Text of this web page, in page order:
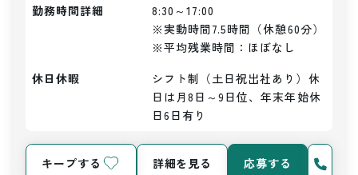
勤務時間詳細
8:30～17:00
※実動時間7.5時間（休憩60分）
※平均残業時間：ほぼなし
休日休暇
シフト制（土日祝出社あり）休
日は月8日～9日位、年末年始休
日6日有り
キープする 詳細を見る 応募する